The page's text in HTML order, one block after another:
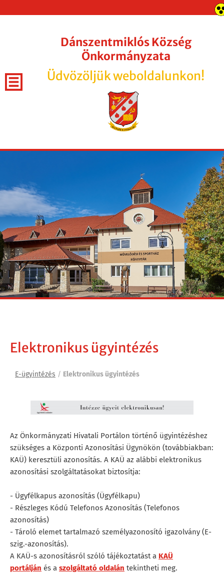
Dánszentmiklós Község
Önkormányzata
Üdvözöljük weboldalunkon!
Elektronikus ügyintézés
E-ügyintézés / Elektronikus ügyintézés
Az Önkormányzati Hivatali Portálon történő ügyintézéshez
szükséges a Központi Azonosítási Ügynökön (továbbiakban:
KAÜ) keresztüli azonosítás. A KAÜ az alábbi elektronikus
azonosítási szolgáltatásokat biztosítja:
- Ügyfélkapus azonosítás (Ügyfélkapu)
- Részleges Kódú Telefonos Azonosítás (Telefonos
azonosítás)
- Tároló elemet tartalmazó személyazonosító igazolvány (E-
szig.-azonosítás).
A KAÜ-s azonosításról szóló tájékoztatást a KAÜ
portálján és a szolgáltató oldalán tekintheti meg.